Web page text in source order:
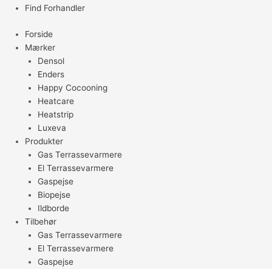
Find Forhandler
Forside
Mærker
Densol
Enders
Happy Cocooning
Heatcare
Heatstrip
Luxeva
Produkter
Gas Terrassevarmere
El Terrassevarmere
Gaspejse
Biopejse
Ildborde
Tilbehør
Gas Terrassevarmere
El Terrassevarmere
Gaspejse